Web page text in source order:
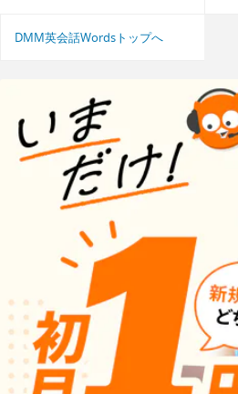
DMM英会話Wordsトップへ